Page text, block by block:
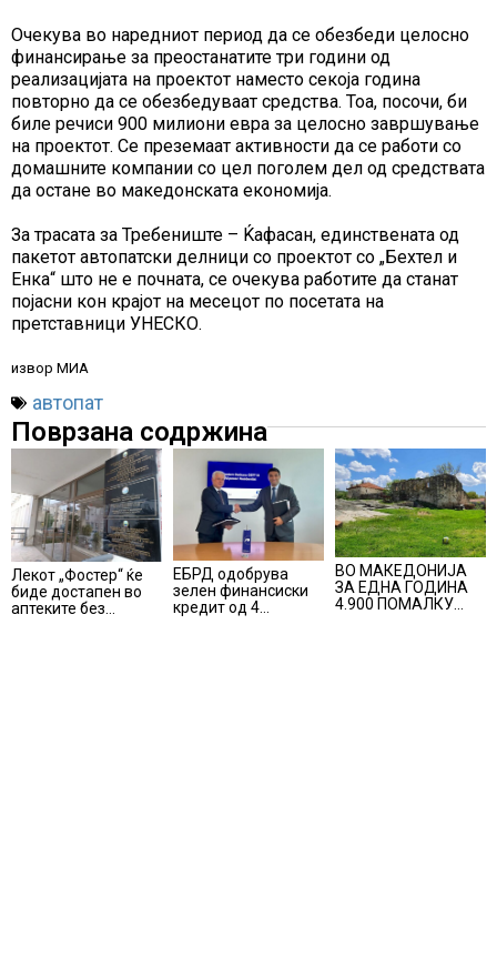
Очекува во наредниот период да се обезбеди целосно
финансирање за преостанатите три години од
реализацијата на проектот наместо секоја година
повторно да се обезбедуваат средства. Тоа, посочи, би
биле речиси 900 милиони евра за целосно завршување
на проектот. Се преземаат активности да се работи со
домашните компании со цел поголем дел од средствата
да остане во македонската економија.
За трасата за Требениште – Ќафасан, единствената од
пакетот автопатски делници со проектот со „Бехтел и
Енка“ што не е почната, се очекува работите да станат
појасни кон крајот на месецот по посетата на
претставници УНЕСКО.
извор МИА
автопат
Поврзана содржина
Лекот „Фостер“ ќе
биде достапен во
аптеките без
ЕБРД одобрува
зелен финансиски
кредит од 4
ВО МАКЕДОНИЈА
ЗА ЕДНА ГОДИНА
4.900 ПОМАЛКУ